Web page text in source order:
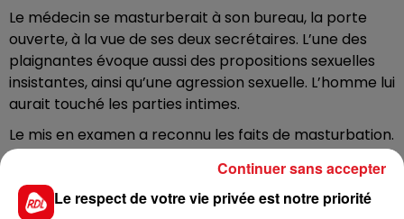
Le médecin se masturberait à son bureau, la porte
ouverte, à la vue de ses deux secrétaires. L’une des
plaignantes évoque aussi des propositions sexuelles
insistantes, ainsi qu’une agression sexuelle. L’homme lui
aurait touché les parties intimes.
Le mis en examen a reconnu les faits de masturbation.
Il a d’ailleurs été filmé par l’une des deux femmes. Il
nie, en revanche, tout fait de harcèlement ou
d’agression sexuelle.
Le respect de votre vie privée est notre priorité
Continuer sans accepter